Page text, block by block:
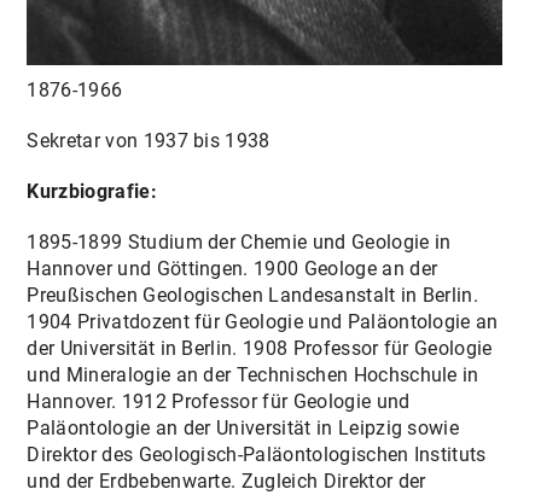
1876-1966
Sekretar von 1937 bis 1938
Kurzbiografie:
1895-1899 Studium der Chemie und Geologie in
Hannover und Göttingen. 1900 Geologe an der
Preußischen Geologischen Landesanstalt in Berlin.
1904 Privatdozent für Geologie und Paläontologie an
der Universität in Berlin. 1908 Professor für Geologie
und Mineralogie an der Technischen Hochschule in
Hannover. 1912 Professor für Geologie und
Paläontologie an der Universität in Leipzig sowie
Direktor des Geologisch-Paläontologischen Instituts
und der Erdbebenwarte. Zugleich Direktor der